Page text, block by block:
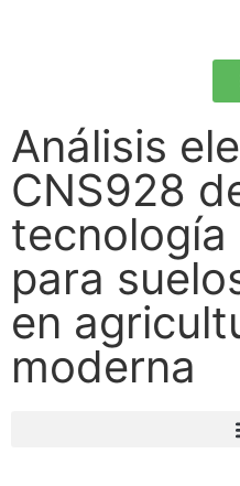
Análisis
CNS928
para
en
moderna